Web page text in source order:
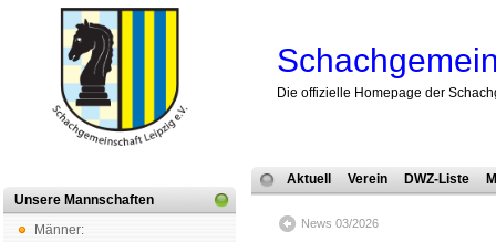
Die offizielle Homepage der
Unsere Mannschaften
Männer:
Aktuell Verein DWZ-Liste
News 03/2026